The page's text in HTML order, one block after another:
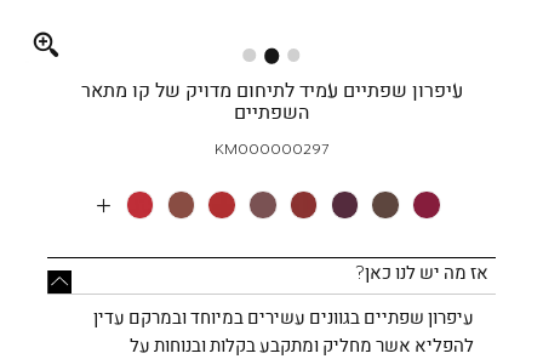
Full
עיפרון שפתיים עמיד לתיחום מדויק של קו מתאר
השפתיים
KM000000297
More
אז מה יש לנו כאן?
עיפרון שפתיים בגוונים עשירים במיוחד ובמרקם עדין
להפליא אשר מחליק ומתקבע בקלות ובנוחות על